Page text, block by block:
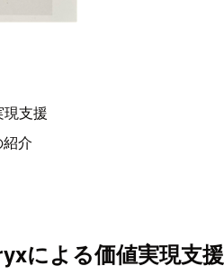
支援
介
による価値実現支援